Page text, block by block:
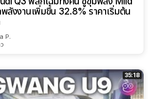
ลังงานเพิ่มขึ้น 32.8% ราคาเริ่มต้น
P.
35:18